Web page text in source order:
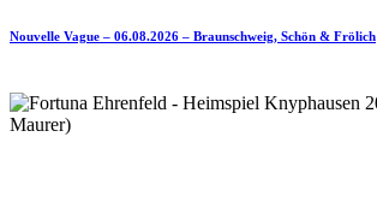
Nouvelle Vague – 06.08.2026 – Braunschweig, Schön & Frölich